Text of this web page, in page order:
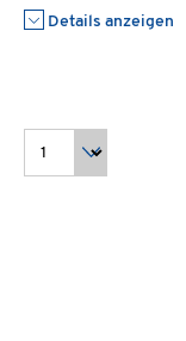
Details anzeigen